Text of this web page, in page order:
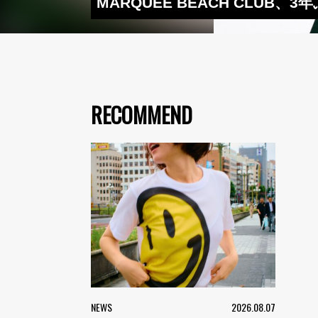
RECOMMEND
NEWS 2026.08.07